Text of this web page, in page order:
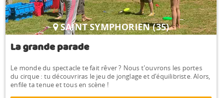
SAINT SYMPHORIEN (35)
La grande parade
Le monde du spectacle te fait rêver ? Nous t'ouvrons les portes
du cirque : tu découvriras le jeu de jonglage et d’équilibriste. Alors,
enfile ta tenue et tous en scène !